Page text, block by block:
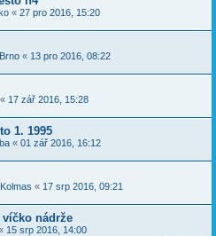
« 27 pro 2016, 15:20
« 13 pro 2016, 08:22
« 17 zář 2016, 15:28
1. 1995
« 01 zář 2016, 16:12
« 17 srp 2016, 09:21
víčko nádrže
15 srp 2016, 14:00